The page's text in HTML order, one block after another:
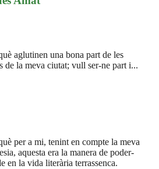
aglutinen una bona part de les
de la meva ciutat; vull ser-ne part i...
per a mi, tenint en compte la meva
aquesta era la manera de poder-
en la vida literària terrassenca.